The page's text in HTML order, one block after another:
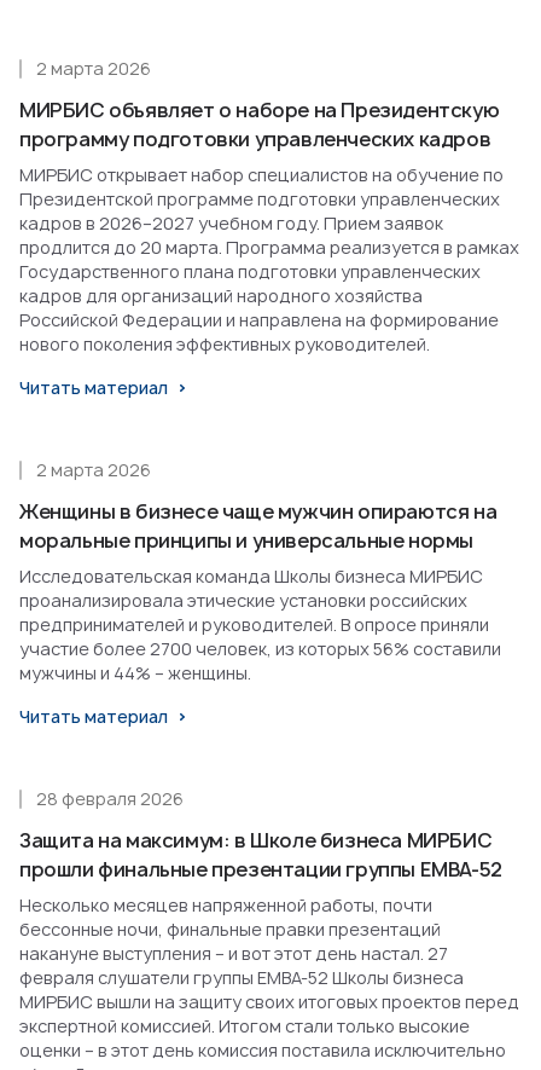
МИРБИС объявляет о наборе на Президентскую
программу подготовки управленческих кадров
2 марта 2026
МИРБИС открывает набор специалистов на обучение по
Президентской программе подготовки управленческих
кадров в 2026–2027 учебном году. Прием заявок
продлится до 20 марта. Программа реализуется в рамках
Государственного плана подготовки управленческих
кадров для организаций народного хозяйства
Российской Федерации и направлена на формирование
нового поколения эффективных руководителей.
Читать материал
Женщины в бизнесе чаще мужчин опираются на
моральные принципы и универсальные нормы
2 марта 2026
Исследовательская команда Школы бизнеса МИРБИС
проанализировала этические установки российских
предпринимателей и руководителей. В опросе приняли
участие более 2700 человек, из которых 56% составили
мужчины и 44% – женщины.
Читать материал
Защита на максимум: в Школе бизнеса МИРБИС
прошли финальные презентации группы EMBA-52
28 февраля 2026
Несколько месяцев напряженной работы, почти
бессонные ночи, финальные правки презентаций
накануне выступления – и вот этот день настал. 27
февраля слушатели группы EMBA-52 Школы бизнеса
МИРБИС вышли на защиту своих итоговых проектов перед
экспертной комиссией. Итогом стали только высокие
оценки – в этот день комиссия поставила исключительно